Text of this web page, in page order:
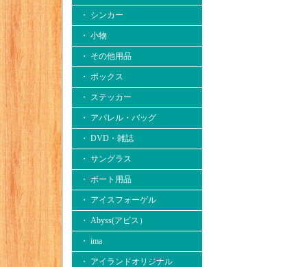
・ シンカー
・ 小物
・ その他用品
・ ボックス
・ ステッカー
・ アパレル・バッグ
・ DVD・雑誌
・ サングラス
・ ボート用品
・ アイスフォーゲル
・ Abyss(アビス）
・ ima
・ アイランドオリジナル